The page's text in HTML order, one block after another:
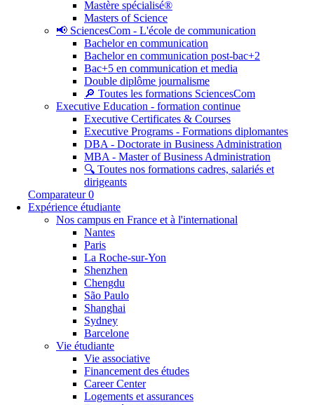
Mastère spécialisé®
Masters of Science
📢 SciencesCom - L'école de communication
Bachelor en communication
Bachelor en communication post-bac+2
Bac+5 en communication et media
Double diplôme journalisme
🔎 Toutes les formations SciencesCom
Executive Education - formation continue
Executive Certificates & Courses
Executive Programs - Formations diplomantes
DBA - Doctorate in Business Administration
MBA - Master of Business Administration
🔍 Toutes nos formations cadres, salariés et
dirigeants
Comparateur 0
Expérience étudiante
Nos campus en France et à l'international
Nantes
Paris
La Roche-sur-Yon
Shenzhen
Chengdu
São Paulo
Shanghai
Sydney
Barcelone
Vie étudiante
Vie associative
Financement des études
Career Center
Logements et assurances